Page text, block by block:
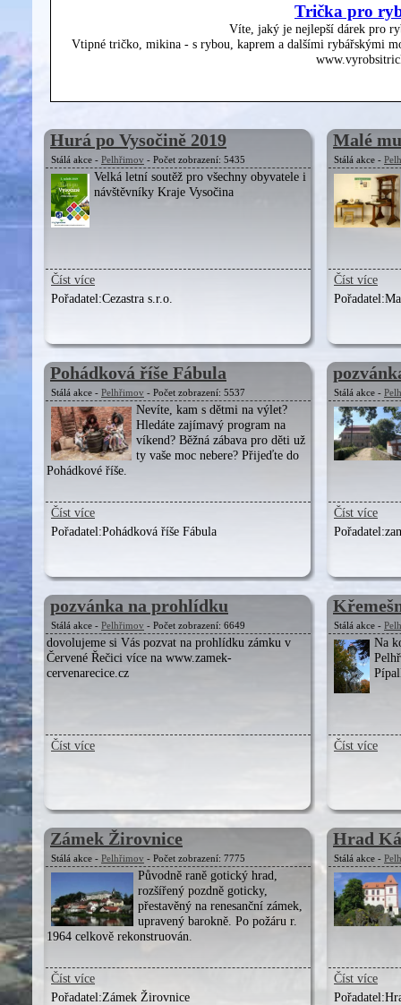
Trička pro
Víte, jaký je nejlepší dárek pro
Vtipné tričko, mikina - s rybou, kaprem a dalšími rybářskými
Hurá po Vysočině 2019
Stálá akce - Pelhřimov - Počet zobrazení: 5435
Velká letní soutěž pro všechny obyvatele i
návštěvníky Kraje Vysočina
Číst více
Pořadatel:Cezastra s.r.o.
Malé
Stálá akce -
Číst více
Pořadatel:
Pohádková říše Fábula
Stálá akce - Pelhřimov - Počet zobrazení: 5537
Nevíte, kam s dětmi na výlet?
Hledáte zajímavý program na
víkend? Běžná zábava pro děti už
ty vaše moc nebere? Přijeďte do
Pohádkové říše.
Číst více
Pořadatel:Pohádková říše Fábula
Stálá akce -
Číst více
Pořadatel:
pozvánka na prohlídku
Stálá akce - Pelhřimov - Počet zobrazení: 6649
dovolujeme si Vás pozvat na prohlídku zámku v
Červené Řečici více na www.zamek-
cervenarecice.cz
Číst více
Stálá akce -
Na
Číst více
Zámek Žirovnice
Stálá akce - Pelhřimov - Počet zobrazení: 7775
Původně raně gotický hrad,
rozšířený pozdně goticky,
přestavěný na renesanční zámek,
upravený barokně. Po požáru r.
1964 celkově rekonstruován.
Číst více
Pořadatel:Zámek Žirovnice
Hrad
Stálá akce -
Číst více
Pořadatel: